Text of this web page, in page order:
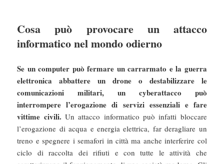
Cosa può provocare un attacco
informatico nel mondo odierno
Se un computer può fermare un carrarmato e la guerra
elettronica abbattere un drone o destabilizzare le
comunicazioni militari, un cyberattacco può
interrompere l’erogazione di servizi essenziali e fare
vittime civili.Un attacco informatico può infatti bloccare
l’erogazione di acqua e energia elettrica, far deragliare un
treno e spegnere i semafori in città ma anche interferire col
ciclo di raccolta dei rifiuti e con tutte le attività che